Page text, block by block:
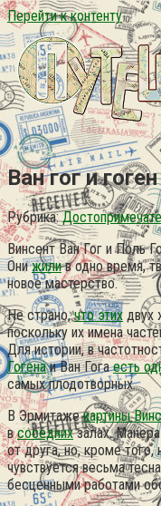
Перейти к контенту
Ван гог и
Рубрика:
Винсент Ван Гог и Поль
Онижилив одно время,
новое мастерство.
Не страно,что этих двух
поскольку их имена
Для истории, в
Гогенаи Ван Гогаесть
самых плодотворных.
В Эрмитажекартины
всоседнихзалах.
от друга, но, кроме того,
чувствуется весьма
бесценными работами